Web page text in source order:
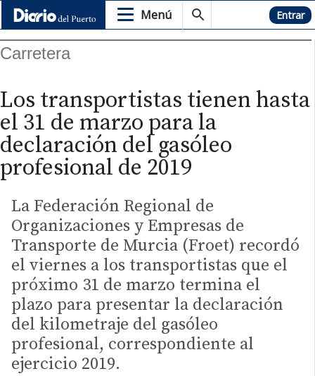
Menú Hemeroteca Entrar
Carretera
Los transportistas tienen hasta
el 31 de marzo para la
declaración del gasóleo
profesional de 2019
La Federación Regional de
Organizaciones y Empresas de
Transporte de Murcia (Froet) recordó
el viernes a los transportistas que el
próximo 31 de marzo termina el
plazo para presentar la declaración
del kilometraje del gasóleo
profesional, correspondiente al
ejercicio 2019.